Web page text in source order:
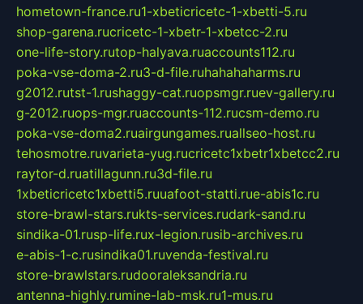
hometown-france.ru1-xbeticricetc-1-xbetti-5.ru
shop-garena.rucricetc-1-xbetr-1-xbetcc-2.ru
one-life-story.rutop-halyava.ruaccounts112.ru
poka-vse-doma-2.ru3-d-file.ruhahahaharms.ru
g2012.rutst-1.rushaggy-cat.ruopsmgr.ruev-gallery.ru
g-2012.ruops-mgr.ruaccounts-112.rucsm-demo.ru
poka-vse-doma2.ruairgungames.ruallseo-host.ru
tehosmotre.ruvarieta-yug.rucricetc1xbetr1xbetcc2.ru
raytor-d.ruatillagunn.ru3d-file.ru
1xbeticricetc1xbetti5.ruuafoot-statti.rue-abis1c.ru
store-brawl-stars.rukts-services.rudark-sand.ru
sindika-01.rusp-life.rux-legion.rusib-archives.ru
e-abis-1-c.rusindika01.ruvenda-festival.ru
store-brawlstars.rudooraleksandria.ru
antenna-highly.rumine-lab-msk.ru1-mus.ru